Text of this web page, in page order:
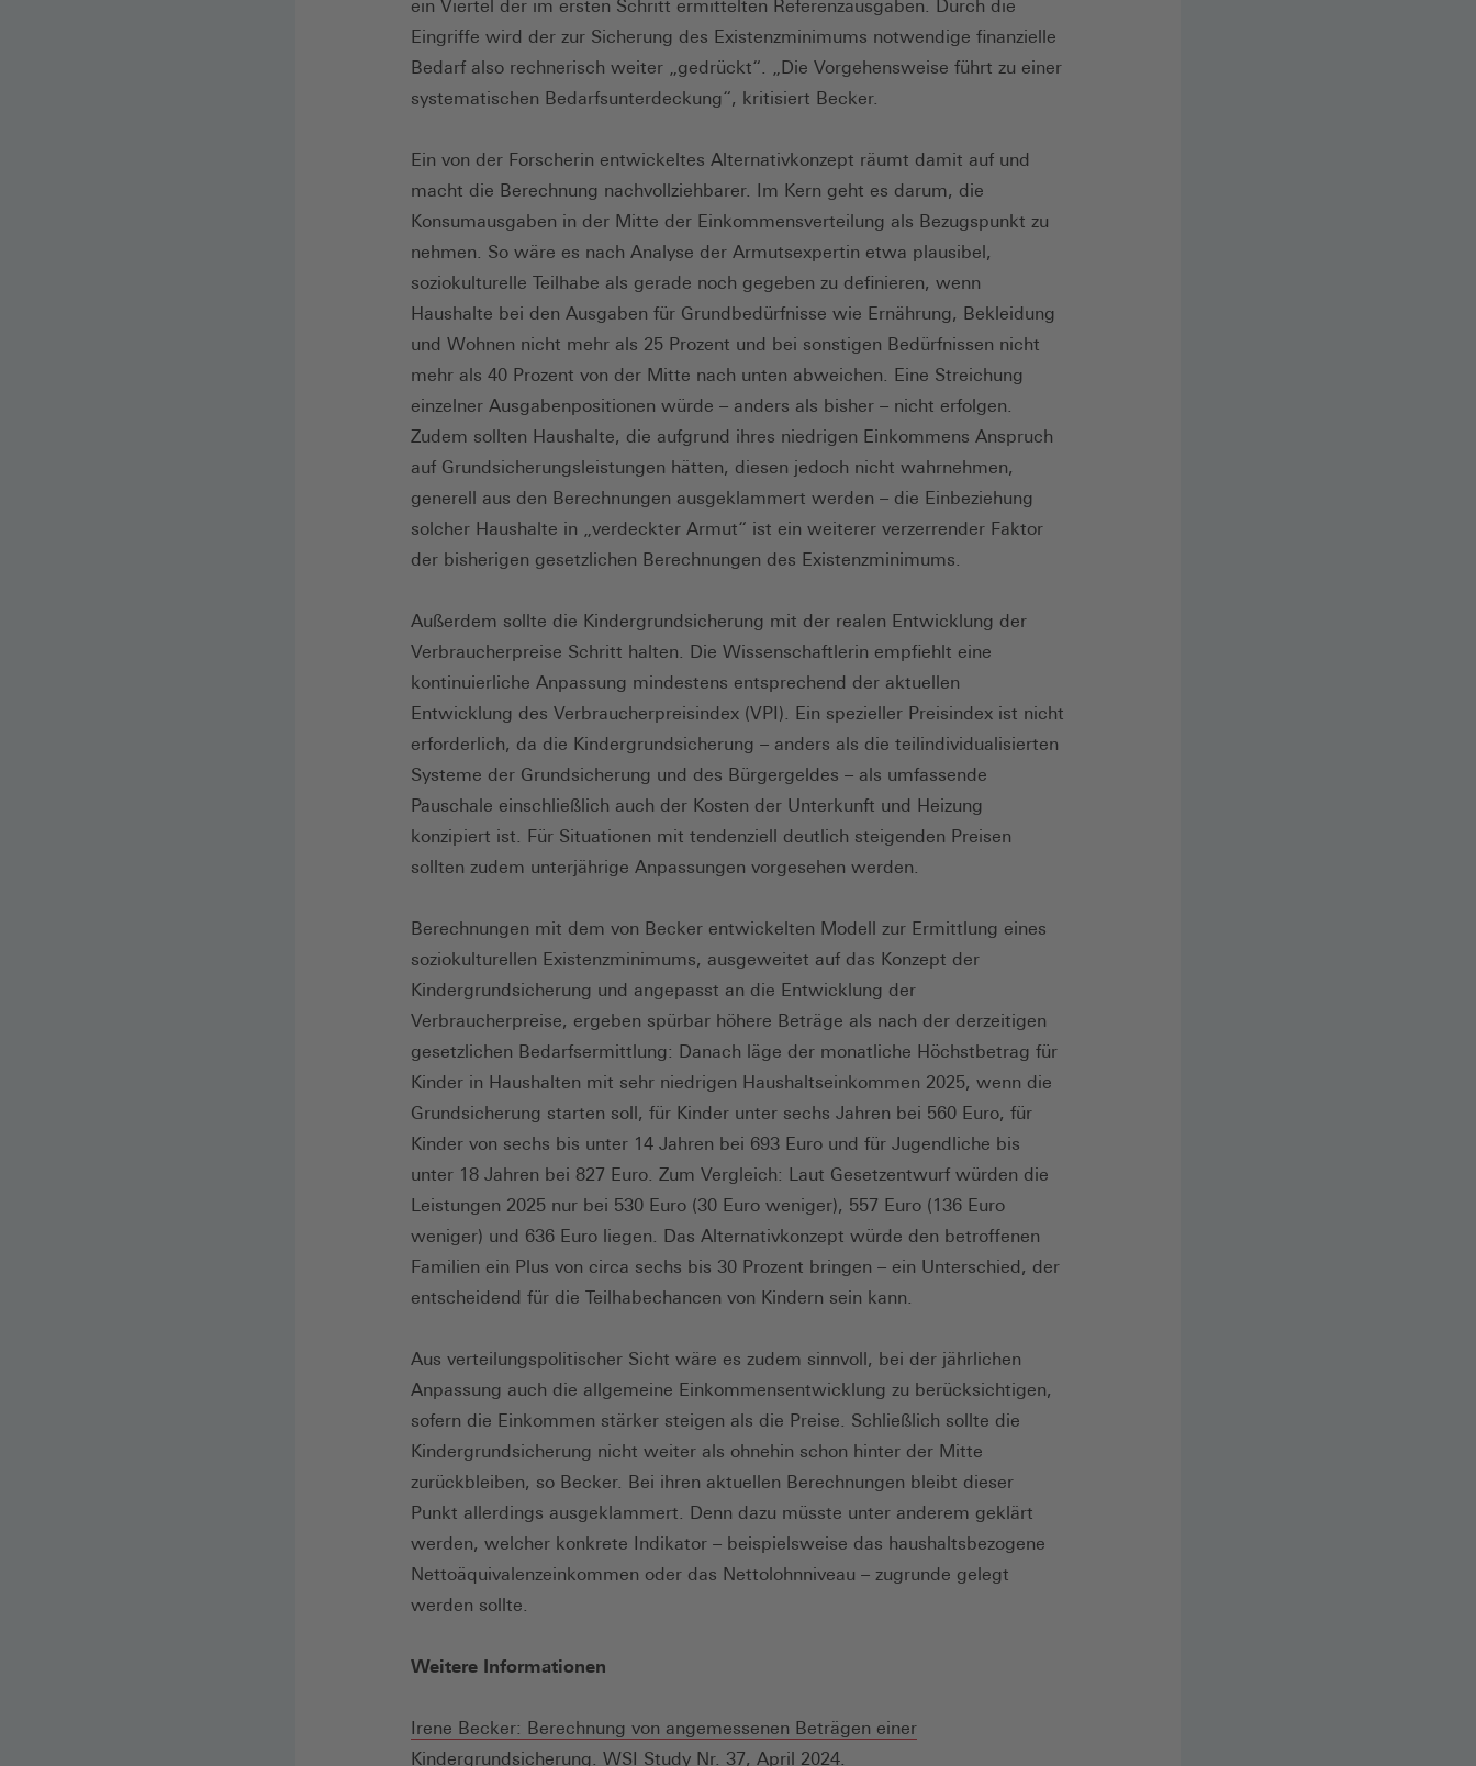
ein Viertel der im ersten Schritt ermittelten Referenzausgaben. Durch die
Eingriffe wird der zur Sicherung des Existenzminimums notwendige finanzielle
Bedarf also rechnerisch weiter „gedrückt“. „Die Vorgehensweise führt zu einer
systematischen Bedarfsunterdeckung“, kritisiert Becker.
Ein von der Forscherin entwickeltes Alternativkonzept räumt damit auf und
macht die Berechnung nachvollziehbarer. Im Kern geht es darum, die
Konsumausgaben in der Mitte der Einkommensverteilung als Bezugspunkt zu
nehmen. So wäre es nach Analyse der Armutsexpertin etwa plausibel,
soziokulturelle Teilhabe als gerade noch gegeben zu definieren, wenn
Haushalte bei den Ausgaben für Grundbedürfnisse wie Ernährung, Bekleidung
und Wohnen nicht mehr als 25 Prozent und bei sonstigen Bedürfnissen nicht
mehr als 40 Prozent von der Mitte nach unten abweichen. Eine Streichung
einzelner Ausgabenpositionen würde – anders als bisher – nicht erfolgen.
Zudem sollten Haushalte, die aufgrund ihres niedrigen Einkommens Anspruch
auf Grundsicherungsleistungen hätten, diesen jedoch nicht wahrnehmen,
generell aus den Berechnungen ausgeklammert werden – die Einbeziehung
solcher Haushalte in „verdeckter Armut“ ist ein weiterer verzerrender Faktor
der bisherigen gesetzlichen Berechnungen des Existenzminimums.
Außerdem sollte die Kindergrundsicherung mit der realen Entwicklung der
Verbraucherpreise Schritt halten. Die Wissenschaftlerin empfiehlt eine
kontinuierliche Anpassung mindestens entsprechend der aktuellen
Entwicklung des Verbraucherpreisindex (VPI). Ein spezieller Preisindex ist nicht
erforderlich, da die Kindergrundsicherung – anders als die teilindividualisierten
Systeme der Grundsicherung und des Bürgergeldes – als umfassende
Pauschale einschließlich auch der Kosten der Unterkunft und Heizung
konzipiert ist. Für Situationen mit tendenziell deutlich steigenden Preisen
sollten zudem unterjährige Anpassungen vorgesehen werden.
Berechnungen mit dem von Becker entwickelten Modell zur Ermittlung eines
soziokulturellen Existenzminimums, ausgeweitet auf das Konzept der
Kindergrundsicherung und angepasst an die Entwicklung der
Verbraucherpreise, ergeben spürbar höhere Beträge als nach der derzeitigen
gesetzlichen Bedarfsermittlung: Danach läge der monatliche Höchstbetrag für
Kinder in Haushalten mit sehr niedrigen Haushaltseinkommen 2025, wenn die
Grundsicherung starten soll, für Kinder unter sechs Jahren bei 560 Euro, für
Kinder von sechs bis unter 14 Jahren bei 693 Euro und für Jugendliche bis
unter 18 Jahren bei 827 Euro. Zum Vergleich: Laut Gesetzentwurf würden die
Leistungen 2025 nur bei 530 Euro (30 Euro weniger), 557 Euro (136 Euro
weniger) und 636 Euro liegen. Das Alternativkonzept würde den betroffenen
Familien ein Plus von circa sechs bis 30 Prozent bringen – ein Unterschied, der
entscheidend für die Teilhabechancen von Kindern sein kann.
Aus verteilungspolitischer Sicht wäre es zudem sinnvoll, bei der jährlichen
Anpassung auch die allgemeine Einkommensentwicklung zu berücksichtigen,
sofern die Einkommen stärker steigen als die Preise. Schließlich sollte die
Kindergrundsicherung nicht weiter als ohnehin schon hinter der Mitte
zurückbleiben, so Becker. Bei ihren aktuellen Berechnungen bleibt dieser
Punkt allerdings ausgeklammert. Denn dazu müsste unter anderem geklärt
werden, welcher konkrete Indikator – beispielsweise das haushaltsbezogene
Nettoäquivalenzeinkommen oder das Nettolohnniveau – zugrunde gelegt
werden sollte.
Weitere Informationen
Irene Becker: Berechnung von angemessenen Beträgen einer
Kindergrundsicherung. WSI Study Nr. 37, April 2024.